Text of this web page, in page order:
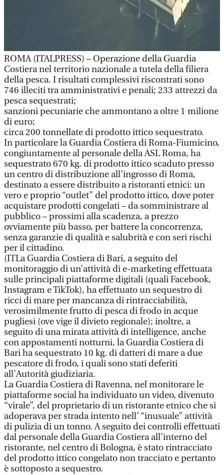
ROMA (ITALPRESS) – Operazione della Guardia
Costiera nel territorio nazionale a tutela della filiera
della pesca. I risultati complessivi riscontrati sono
746 illeciti tra amministrativi e penali; 233 attrezzi da
pesca sequestrati;
sanzioni pecuniarie che ammontano a oltre 1 milione
di euro;
circa 200 tonnellate di prodotto ittico sequestrato.
In particolare la Guardia Costiera di Roma-Fiumicino,
congiuntamente al personale della ASL Roma, ha
sequestrato 670 kg. di prodotto ittico scaduto presso
un centro di distribuzione all’ingrosso di Roma,
destinato a essere distribuito a ristoranti etnici: un
vero e proprio “outlet” del prodotto ittico, dove poter
acquistare prodotti congelati – da somministrare al
pubblico – prossimi alla scadenza, a prezzo
ovviamente più basso, per battere la concorrenza,
senza garanzie di qualità e salubrità e con seri rischi
per il cittadino.
(ITLa Guardia Costiera di Bari, a seguito del
monitoraggio di un’attività di e-marketing effettuata
sulle principali piattaforme digitali (quali Facebook,
Instagram e TikTok), ha effettuato un sequestro di
ricci di mare per mancanza di rintracciabilità,
verosimilmente frutto di pesca di frodo in acque
pugliesi (ove vige il divieto regionale); inoltre, a
seguito di una mirata attività di intelligence, anche
con appostamenti notturni, la Guardia Costiera di
Bari ha sequestrato 10 kg. di datteri di mare a due
pescatore di frodo, i quali sono stati deferiti
all’Autorità giudiziaria.
La Guardia Costiera di Ravenna, nel monitorare le
piattaforme social ha individuato un video, divenuto
“virale”, del proprietario di un ristorante etnico che si
adoperava per strada intento nell’ “inusuale” attività
di pulizia di un tonno. A seguito dei controlli effettuati
dal personale della Guardia Costiera all’interno del
ristorante, nel centro di Bologna, è stato rintracciato
del prodotto ittico congelato non tracciato e pertanto
è sottoposto a sequestro.